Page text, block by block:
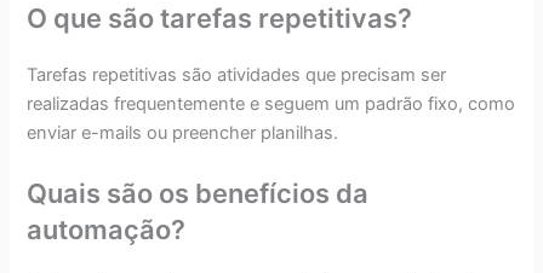
O que são tarefas repetitivas?
Tarefas repetitivas são atividades que precisam ser
realizadas frequentemente e seguem um padrão fixo, como
enviar e-mails ou preencher planilhas.
Quais são os benefícios da
automação?